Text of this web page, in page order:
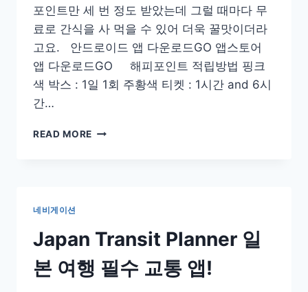
포인트만 세 번 정도 받았는데 그럴 때마다 무
료로 간식을 사 먹을 수 있어 더욱 꿀맛이더라
고요. 안드로이드 앱 다운로드GO 앱스토어
앱 다운로드GO 해피포인트 적립방법 핑크
색 박스 : 1일 1회 주황색 티켓 : 1시간 and 6시
간…
READ MORE 해
운
로
드
&
네비게이션
Japan Transit Planner 일
본 여행 필수 교통 앱!